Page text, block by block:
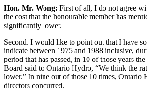
Hon. Mr. Wong: First of all, I do not agree
the cost that the honourable member has
significantly lower.
Second, I would like to point out that I have
indicate between 1975 and 1988 inclusive,
period that has passed, in 10 of those years
Board said to Ontario Hydro, “We think the
lower.” In nine out of those 10 times, Ontario
directors concurred.